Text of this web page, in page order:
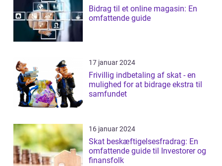
Bidrag til et online magasin: En
omfattende guide
17 januar 2024
Frivillig indbetaling af skat - en
mulighed for at bidrage ekstra til
samfundet
16 januar 2024
Skat beskæftigelsesfradrag: En
omfattende guide til Investorer og
finansfolk